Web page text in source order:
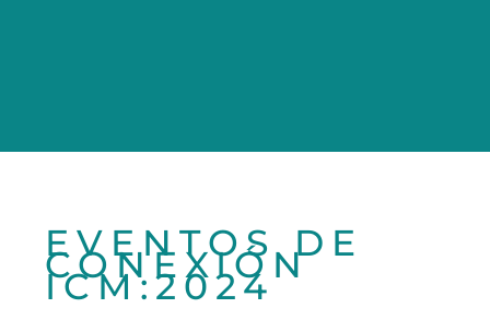
EVENTOS DE
CONEXIÓN
ICM:2024